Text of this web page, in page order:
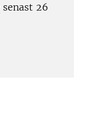
senast 26